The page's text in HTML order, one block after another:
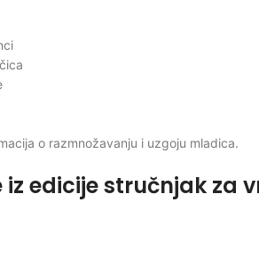
o razmnožavanju i uzgoju mladica.
iz edicije stručnjak za